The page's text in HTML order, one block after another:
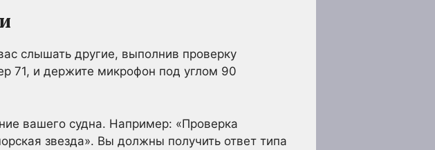
слышать другие, выполнив проверку
71, и держите микрофон под углом 90
вашего судна. Например: «Проверка
звезда». Вы должны получить ответ типа